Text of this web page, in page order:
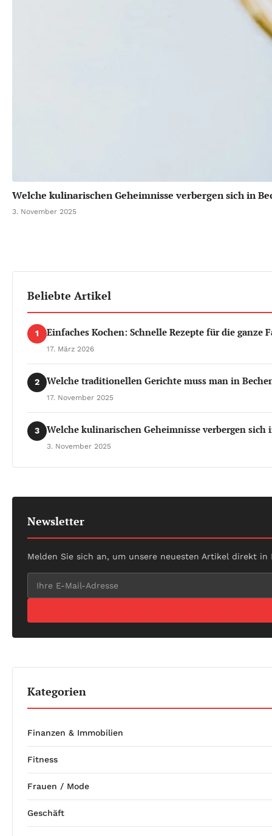
Welche kulinarischen Geheimnisse verbergen sich in
3. November 2025
Beliebte Artikel
1 Einfaches Kochen: Schnelle Rezepte für die ganze
17. März 2026
2 Welche traditionellen Gerichte muss man in
17. November 2025
3 Welche kulinarischen Geheimnisse verbergen sich
3. November 2025
Newsletter
Melden Sie sich an, um unsere neuesten Artikel direkt
Kategorien
Finanzen & Immobilien
Fitness
Frauen / Mode
Geschäft